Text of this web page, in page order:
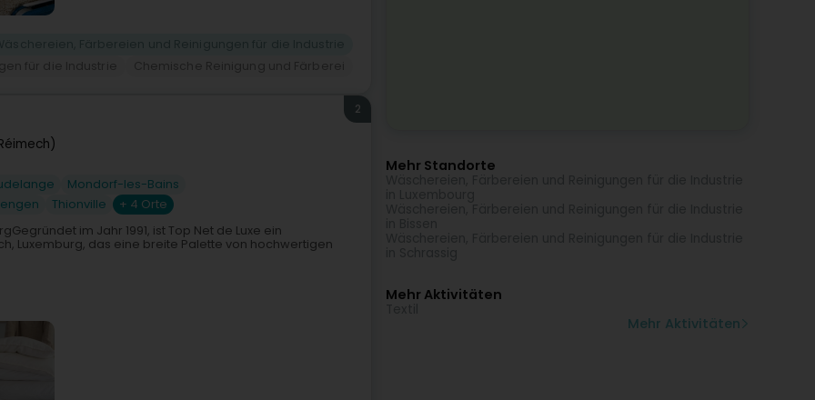
Mondorf-les-Bains
Thionville + 4 Orte
2
im Jahr 1991, ist Top Net de Luxe ein
Luxemburg, das eine breite Palette von hochwertigen
Mehr Standorte
Mehr Aktivitäten
Mehr Aktivitäten